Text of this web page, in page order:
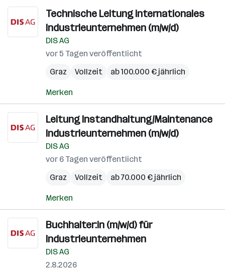
Technische Leitung internationales
Industrieunternehmen (m/w/d)
DIS AG
vor 5 Tagen veröffentlicht
Graz
Vollzeit ab 100.000 € jährlich
Merken
Leitung Instandhaltung/Maintenance
Industrieunternehmen (m/w/d)
DIS AG
vor 6 Tagen veröffentlicht
Graz
Vollzeit ab 70.000 € jährlich
Merken
Buchhalter:in (m/w/d) für
Industrieunternehmen
DIS AG
2.8.2026